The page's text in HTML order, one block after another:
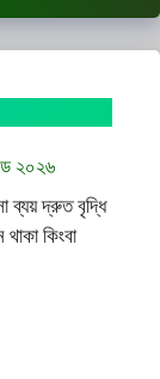
২০২৬
ব্যয় দ্রুত বৃদ্ধি
কিংবা